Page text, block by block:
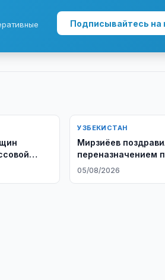
Подписывайтесь на
УЗБЕКИСТАН
Мирзиёев
переназначением
Армении
05/08/2026